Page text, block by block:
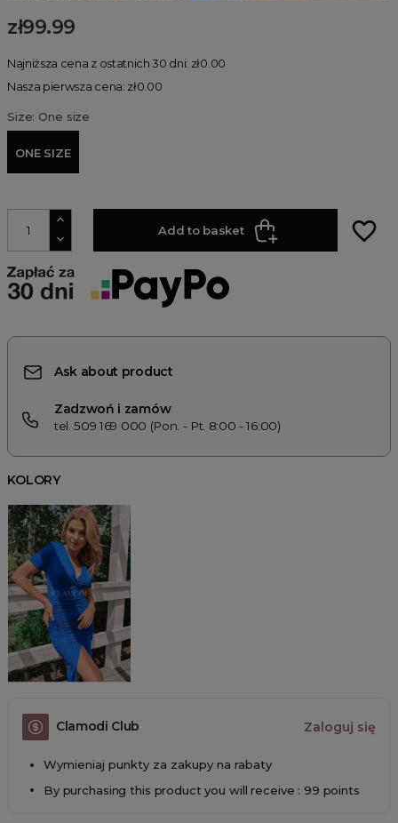
zł99.99
Najniższa cena z ostatnich 30 dni: zł0.00
Nasza pierwsza cena: zł0.00
Size: One size
ONE SIZE
Add to basket favorite_border
Ask about product
Zadzwoń i zamów
tel. 509 169 000 (Pon. - Pt. 8:00 - 16:00)
KOLORY
Clamodi Club Zaloguj się
Wymieniaj punkty za zakupy na rabaty
By purchasing this product you will receive : 99 points